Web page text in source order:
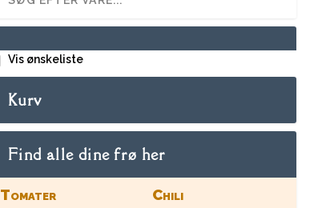
Vis ønskeliste
Kurv
Find alle dine frø her
Tomater Chili